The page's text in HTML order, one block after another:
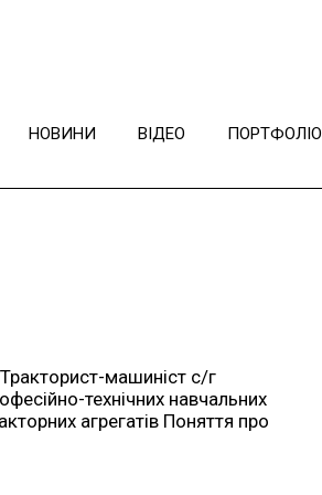
НОВИНИ ВІДЕО ПОРТФОЛІО
Пошук
машиніст с/г
технічних навчальних
агрегатів Поняття про